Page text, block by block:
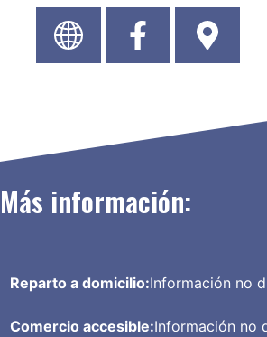
Más información:
Reparto a domicilio:Información no
Comercio accesible:Información no